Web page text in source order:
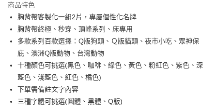
ATM付款
運送方式
宅配
每筆NT$100，滿NT$899(含以上)免運費
指定商品宅配免運
免運費
商品特色
胸背帶客製化一組2片，專屬個性化名牌
胸背帶終極、秒穿、頂峰系列、床專用
多款系列百款選擇：Q版狗頭、Ｑ版貓頭、夜市小吃、眾神保
庇、澳洲Q版動物、台灣動物
十種顏色可挑選(黑色、咖啡、綠色、黃色、粉紅色、紫色、深
藍色、淺藍色、紅色、橘色)
下單需備註文字內容
三種字體可挑選(圓體、黑體、Q版)